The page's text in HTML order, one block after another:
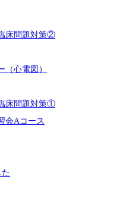
床問題対策②
心電図）
床問題対策①
会Aコース